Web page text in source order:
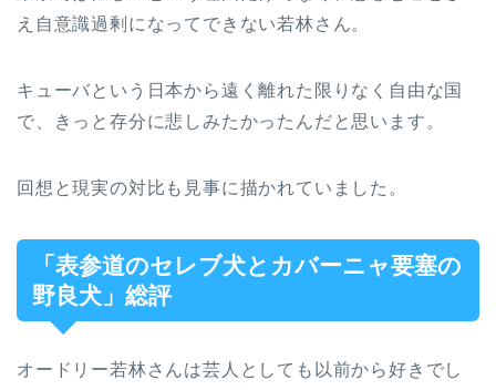
え自意識過剰になってできない若林さん。
キューバという日本から遠く離れた限りなく自由な国
で、きっと存分に悲しみたかったんだと思います。
回想と現実の対比も見事に描かれていました。
「表参道のセレブ犬とカバーニャ要塞の
野良犬」総評
オードリー若林さんは芸人としても以前から好きでし